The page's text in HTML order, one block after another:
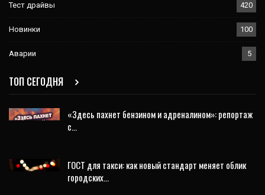
Тест драйвы 420
Новинки 100
Аварии 5
ТОП СЕГОДНЯ
«Здесь пахнет бензином и адреналином»: репортаж
с…
ГОСТ для такси: как новый стандарт меняет облик
городских…